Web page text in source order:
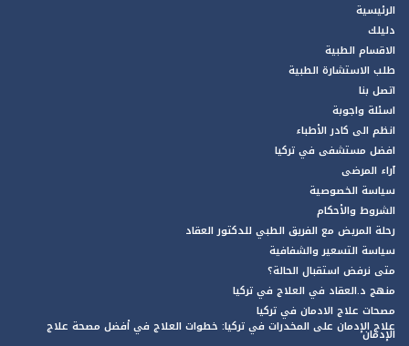
الرئيسية
دليلك
الاقسام الطبية
طلب الاستشارة الطبية
اتصل بنا
اسئلة واجوبة
انظم الى كادر الأطباء
افضل مستشفى في تركيا
آراء المرضى
سياسة الخصوصية
الشروط والأحكام
رحلة المريض مع الفريق الطبي للدكتور العقاد
سياسة التسعير والشفافية
متى نرفض استقبال الحالة؟
منهج د.العقاد في العلاج في تركيا
مصحات علاج الادمان في تركيا
علاج الإدمان على المخدرات في تركيا: خطوات العلاج في أفضل مصحة علاج
الإدمان